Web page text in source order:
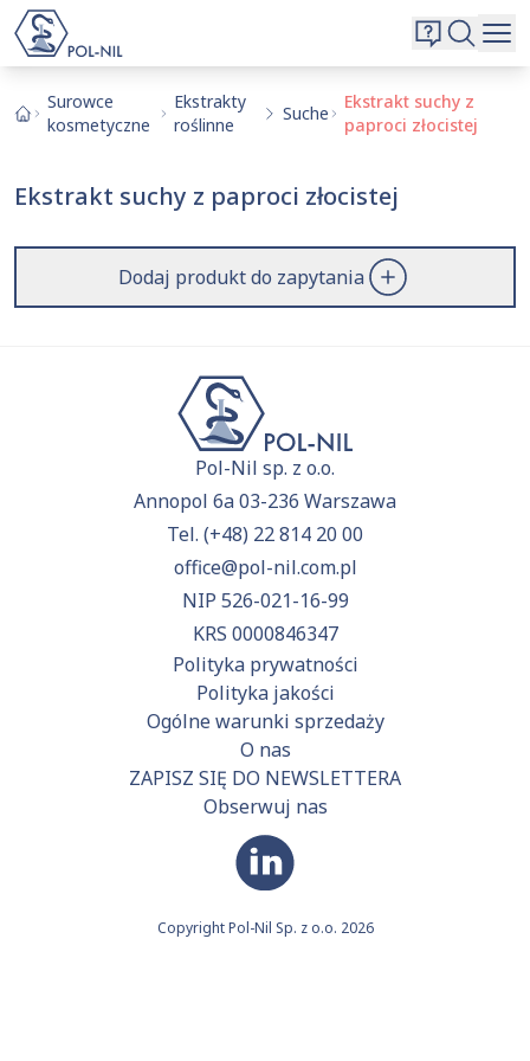
O nas
Kontakt
Surowce
kosmetyczne
Ekstrakty
roślinne
Suche
Ekstrakt suchy z
paproci złocistej
Ekstrakt suchy z paproci złocistej
Dodaj produkt do zapytania
Pol-Nil sp. z o.o.
Annopol 6a 03-236 Warszawa
Tel. (+48) 22 814 20 00
office@pol-nil.com.pl
NIP 526-021-16-99
KRS 0000846347
Polityka prywatności
Polityka jakości
Ogólne warunki sprzedaży
O nas
ZAPISZ SIĘ DO NEWSLETTERA
Obserwuj nas
Copyright Pol-Nil Sp. z o.o. 2026
Wybrane surowce i substancje
Aktualnie niczego nie dodałeś do zapytania.
Wyszukiwarka
Szukaj